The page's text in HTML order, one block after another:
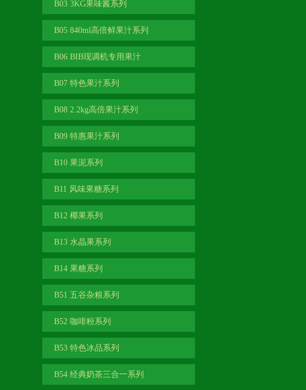
B03 3KG果味酱系列
B05 840ml高倍鲜果汁系列
B06 BIB现调机专用果汁
B07 特色果汁系列
B08 2.2kg高倍果汁系列
B09 特惠果汁系列
B10 果泥系列
B11 风味果糖系列
B12 椰果系列
B13 水晶果系列
B14 果糖系列
B51 五谷杂粮系列
B52 咖啡粉系列
B53 特色冰品系列
B54 经典奶茶三合一系列